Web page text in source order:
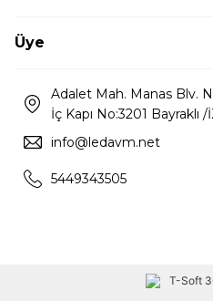
Üye
Adalet Mah. Manas Blv.
İç Kapı No:3201 Bayraklı
info@ledavm.net
5449343505